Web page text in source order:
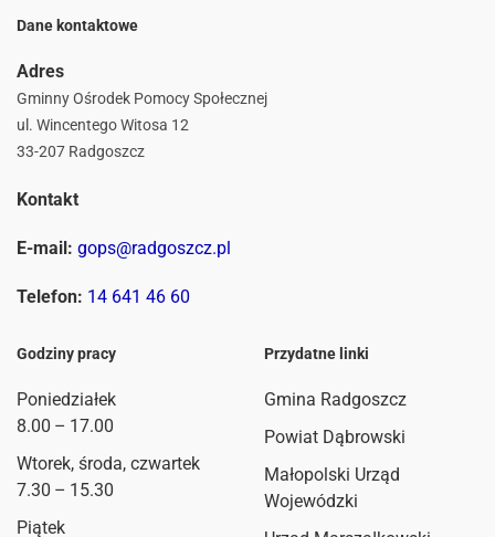
Dane kontaktowe
Adres
Gminny Ośrodek Pomocy Społecznej
ul. Wincentego Witosa 12
33-207 Radgoszcz
Kontakt
E-mail: gops@radgoszcz.pl
Telefon: 14 641 46 60
Godziny pracy
Poniedziałek
8.00 – 17.00
Wtorek, środa, czwartek
7.30 – 15.30
Piątek
Przydatne linki
Gmina Radgoszcz
Powiat Dąbrowski
Małopolski Urząd
Wojewódzki